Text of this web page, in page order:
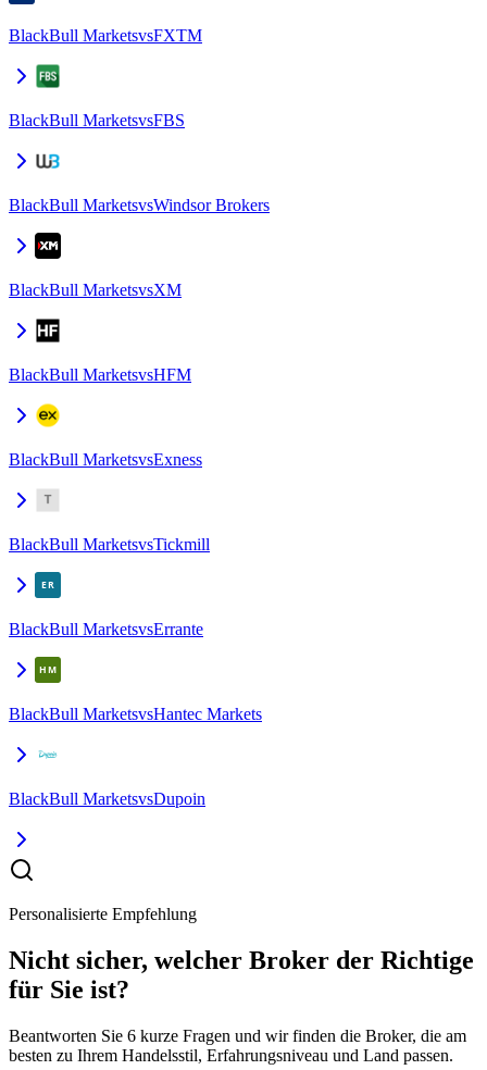
BlackBull MarketsvsFXTM
BlackBull MarketsvsFBS
BlackBull MarketsvsWindsor Brokers
BlackBull MarketsvsXM
BlackBull MarketsvsHFM
BlackBull MarketsvsExness
BlackBull MarketsvsTickmill
BlackBull MarketsvsErrante
BlackBull MarketsvsHantec Markets
BlackBull MarketsvsDupoin
Personalisierte Empfehlung
Nicht sicher, welcher Broker der Richtige
für Sie ist?
Beantworten Sie 6 kurze Fragen und wir finden die Broker, die am
besten zu Ihrem Handelsstil, Erfahrungsniveau und Land passen.